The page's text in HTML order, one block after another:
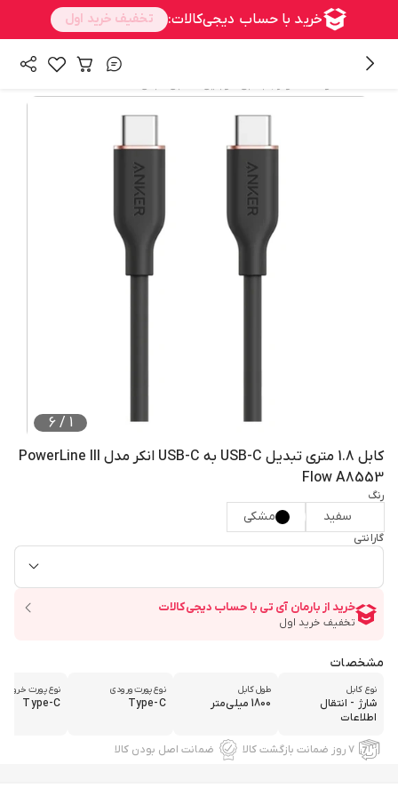
1
/
6
کابل 1.8 متری تبدیل USB-C به USB-C انکر مدل PowerLine III
Flow A8553
رنگ
سفید مشکی
گارانتی
مشخصات
نوع کابل
شارژ - انتقال
اطلاعات
طول کابل
1800 میلی‌متر
نوع پورت ورودی
Type-C
نوع پورت خروجی
Type-C
۷ روز ضمانت بازگشت کالا ضمانت اصل بودن کالا